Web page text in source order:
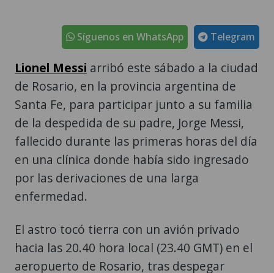
Telegram
Síguenos en WhatsApp
Lionel Messi arribó este sábado a la ciudad
de Rosario, en la provincia argentina de
Santa Fe, para participar junto a su familia
de la despedida de su padre, Jorge Messi,
fallecido durante las primeras horas del día
en una clínica donde había sido ingresado
por las derivaciones de una larga
enfermedad.
El astro tocó tierra con un avión privado
hacia las 20.40 hora local (23.40 GMT) en el
aeropuerto de Rosario, tras despegar